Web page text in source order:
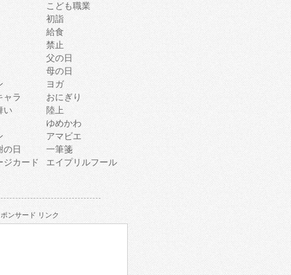
こども職業
初詣
給食
禁止
父の日
母の日
ヨガ
ャラ
おにぎり
い
陸上
ゆめかわ
アマビエ
の日
一筆箋
ジカード
エイプリルフール
ンサード リンク